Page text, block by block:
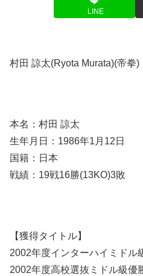
LINE
村田 諒太(Ryota Murata)(帝拳)
本名：村田 諒太
生年月日：1986年1月12日
国籍：日本
戦績：19戦16勝(13KO)3敗
【獲得タイトル】
2002年度インターハイミドル
2002年度高校選抜ミドル級優